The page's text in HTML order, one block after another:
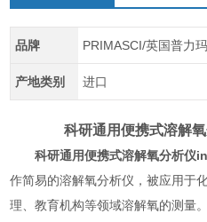
品牌 PRIMASCI/英国普力玛
产地类别 进口
科研通用便携式溶解
科研通用便携式溶解氧分析仪
作简易的溶解氧分析仪，被应用于
理、教育机构等领域溶解氧的测量。